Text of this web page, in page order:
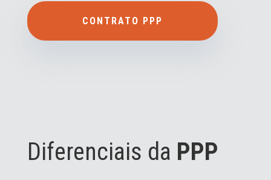
CONTRATO PPP
Diferenciais da PPP